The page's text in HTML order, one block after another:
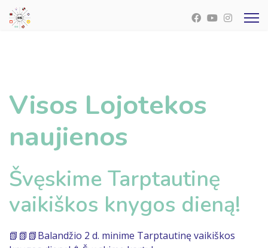
Visos Lojotekos
naujienos
Švęskime Tarptautinę
vaikiškos knygos dieną!
📗📗📗Balandžio 2 d. minime Tarptautinę vaikiškos